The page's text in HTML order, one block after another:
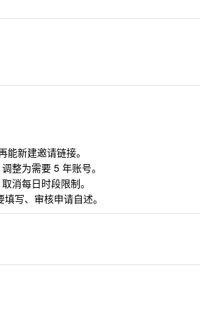
新建邀请链接。
整为需要 5 年账号。
消每日时段限制。
写、审核申请自述。